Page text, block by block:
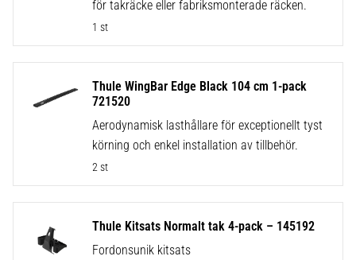
för takräcke eller fabriksmonterade räcken.
1 st
Thule WingBar Edge Black 104 cm 1-pack
721520
Aerodynamisk lasthållare för exceptionellt tyst
körning och enkel installation av tillbehör.
2 st
Thule Kitsats Normalt tak 4-pack – 145192
Fordonsunik kitsats